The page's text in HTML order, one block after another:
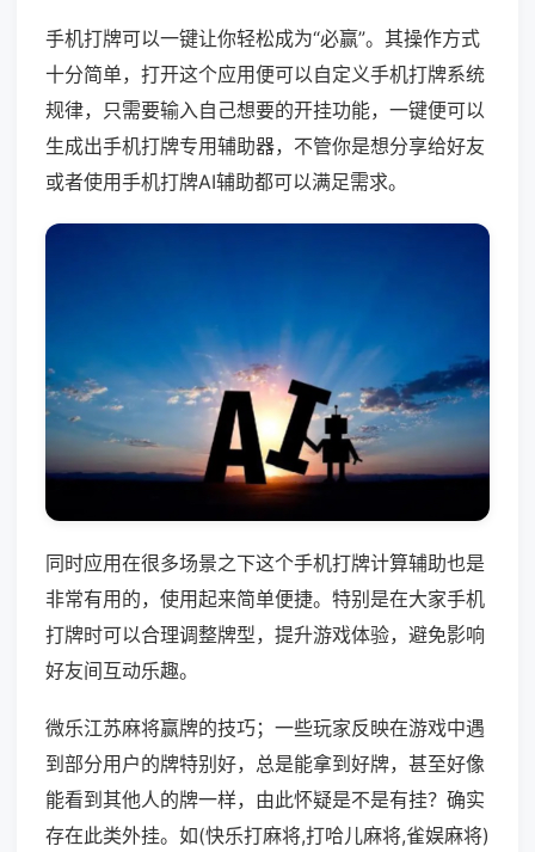
手机打牌可以一键让你轻松成为“必赢”。其操作方式
十分简单，打开这个应用便可以自定义手机打牌系统
规律，只需要输入自己想要的开挂功能，一键便可以
生成出手机打牌专用辅助器，不管你是想分享给好友
或者使用手机打牌AI辅助都可以满足需求。
同时应用在很多场景之下这个手机打牌计算辅助也是
非常有用的，使用起来简单便捷。特别是在大家手机
打牌时可以合理调整牌型，提升游戏体验，避免影响
好友间互动乐趣。
微乐江苏麻将赢牌的技巧；一些玩家反映在游戏中遇
到部分用户的牌特别好，总是能拿到好牌，甚至好像
能看到其他人的牌一样，由此怀疑是不是有挂？确实
存在此类外挂。如(快乐打麻将,打哈儿麻将,雀娱麻将)